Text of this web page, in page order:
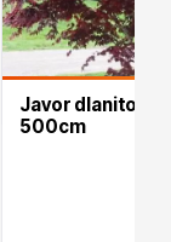
Javor
500cm